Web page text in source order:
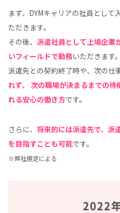
まず、DYMキャリアの社員として
ただきます。
その後、 派遣社員として上場企業
いフィールドで勤務いただきます。
派遣先との契約終了時や、次の仕
れず、
次の職場が決まるまでの
れる安心の働き方です。
さらに、 将来的には派遣先で、派
を目指すことも可能です。
※弊社規定による